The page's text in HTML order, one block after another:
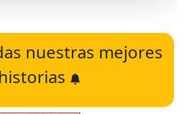
nuestras mejores
historias